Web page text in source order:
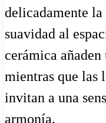
delicadamente
suavidad al
cerámica
mientras que las
invitan a una
armonía.